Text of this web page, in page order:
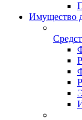
Имущество